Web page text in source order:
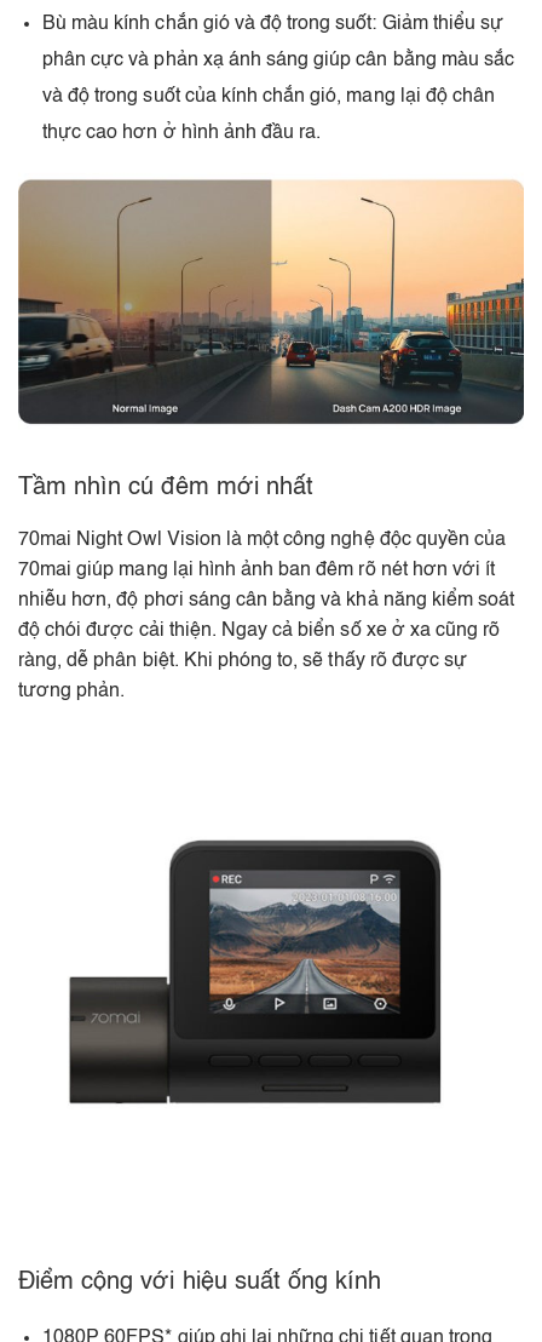
Bù màu kính chắn gió và độ trong suốt: Giảm thiểu sự
phân cực và phản xạ ánh sáng giúp cân bằng màu sắc
và độ trong suốt của kính chắn gió, mang lại độ chân
thực cao hơn ở hình ảnh đầu ra.
Tầm nhìn cú đêm mới nhất
70mai Night Owl Vision là một công nghệ độc quyền của
70mai giúp mang lại hình ảnh ban đêm rõ nét hơn với ít
nhiễu hơn, độ phơi sáng cân bằng và khả năng kiểm soát
độ chói được cải thiện. Ngay cả biển số xe ở xa cũng rõ
ràng, dễ phân biệt. Khi phóng to, sẽ thấy rõ được sự
tương phản.
Điểm cộng với hiệu suất ống kính
1080P 60FPS* giúp ghi lại những chi tiết quan trọng